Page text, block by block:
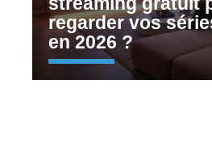
regarder vos
en 2026 ?